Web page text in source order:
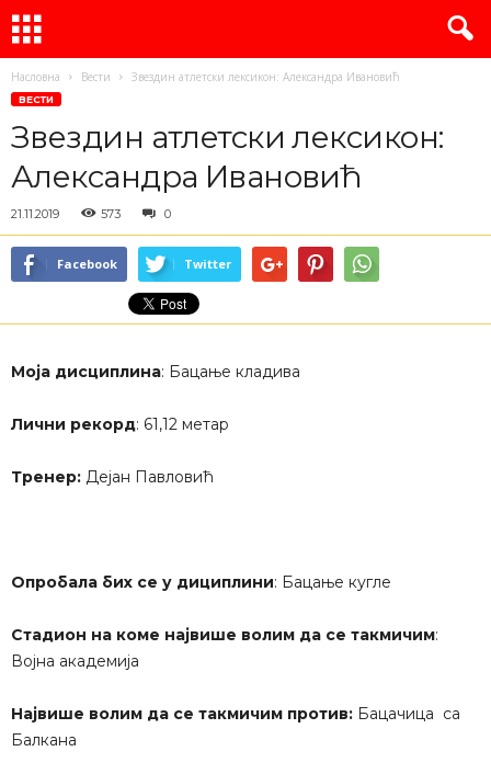
Насловна Вести Звездин атлетски лексикон: Александра Ивановић
ВЕСТИ
Звездин атлетски лексикон:
Александра Ивановић
21.11.2019 573 0
Facebook Twitter
Моја дисциплина: Бацање кладива
Лични рекорд: 61,12 метар
Тренер: Дејан Павловић
Опробала бих се у дициплини: Бацање кугле
Стадион на коме највише волим да се такмичим:
Војна aкадемија
Највише волим да се такмичим против: Бацачица са
Балкана